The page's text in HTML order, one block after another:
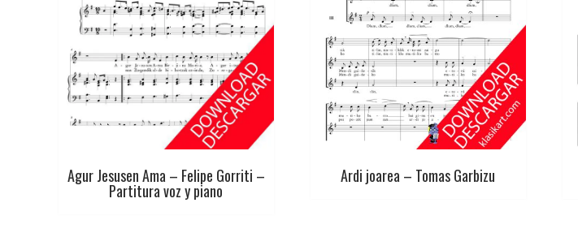
Agur Jesusen Ama – Felipe Gorriti –
Partitura voz y piano
Ardi joarea – Tomas Garbizu